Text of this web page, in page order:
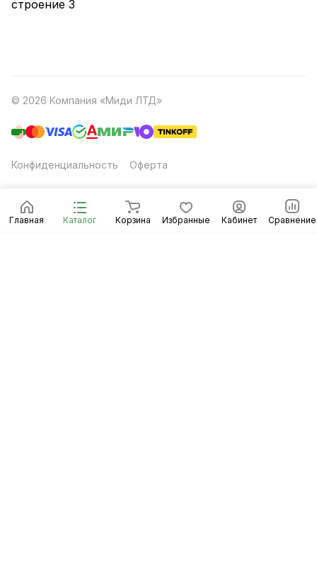
Главная Каталог Корзина Избранные Кабинет Сравнение
строение 3
© 2026 Компания «Миди ЛТД»
Конфиденциальность Оферта